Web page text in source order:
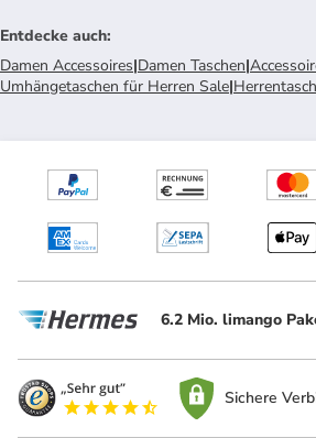
Entdecke auch:
Damen Accessoires|Damen Taschen|
Umhängetaschen für Herren Sale|
6.2 Mio. limango
Sichere